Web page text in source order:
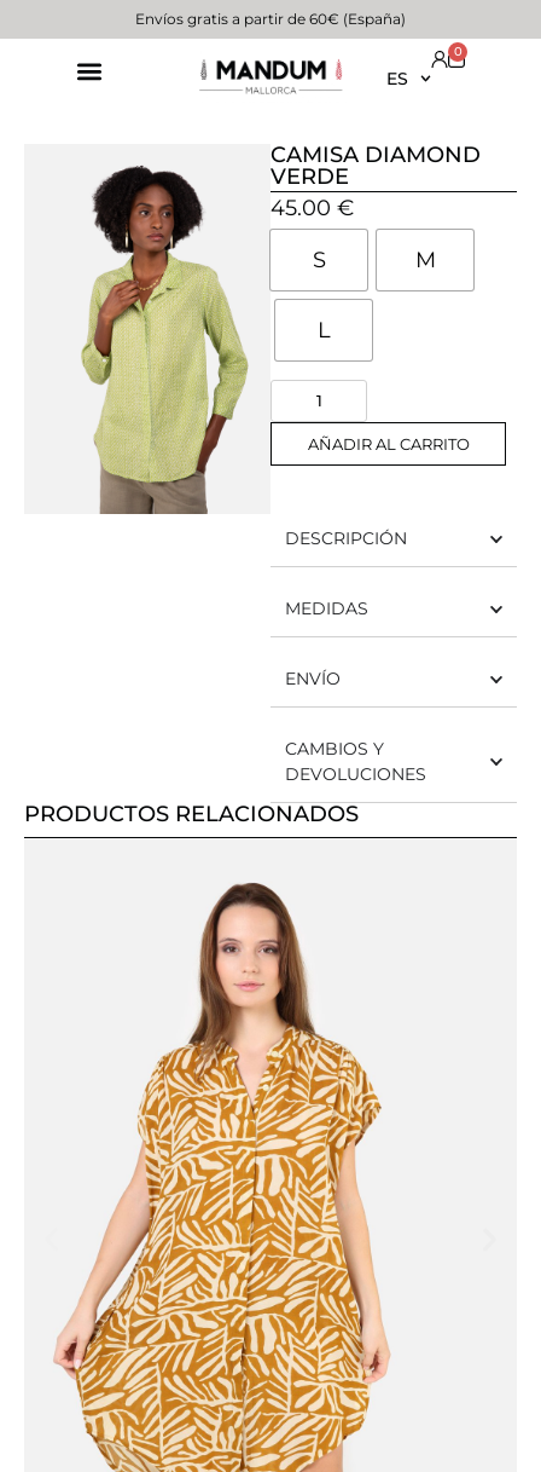
Envíos gratis a partir de 60€ (España)
ES
0
CAMISA DIAMOND
VERDE
45.00 €
S
M
L
AÑADIR AL CARRITO
DESCRIPCIÓN
MEDIDAS
ENVÍO
CAMBIOS Y
DEVOLUCIONES
PRODUCTOS RELACIONADOS